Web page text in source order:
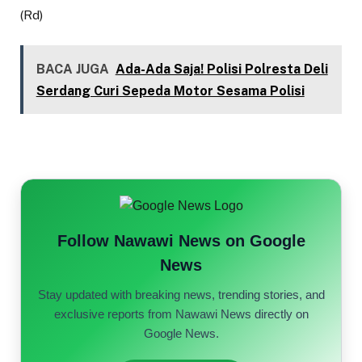
(Rd)
BACA JUGA Ada-Ada Saja! Polisi Polresta Deli
Serdang Curi Sepeda Motor Sesama Polisi
Follow Nawawi News on Google
News
Stay updated with breaking news, trending stories, and
exclusive reports from Nawawi News directly on
Google News.